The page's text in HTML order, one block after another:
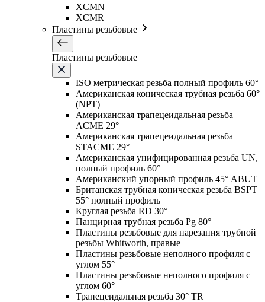
XCMN
XCMR
Пластины резьбовые
Пластины резьбовые
ISO метрическая резьба полный профиль 60°
Американская коническая трубная резьба 60°
(NPT)
Американская трапецеидальная резьба
ACME 29°
Американская трапецеидальная резьба
STACME 29°
Американская унифицированная резьба UN,
полный профиль 60°
Американский упорный профиль 45° ABUT
Британская трубная коническая резьба BSPT
55° полный профиль
Круглая резьба RD 30°
Панцирная трубная резьба Pg 80°
Пластины резьбовые для нарезания трубной
резьбы Whitworth, правые
Пластины резьбовые неполного профиля с
углом 55°
Пластины резьбовые неполного профиля с
углом 60°
Трапецеидальная резьба 30° TR